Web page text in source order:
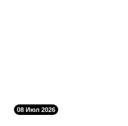
08 Июл 2026